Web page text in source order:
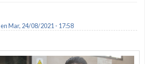
en Mar, 24/08/2021 - 17:58